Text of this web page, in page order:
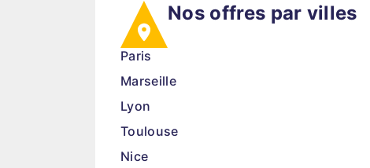
Nos offres par villes
Paris
Marseille
Lyon
Toulouse
Nice